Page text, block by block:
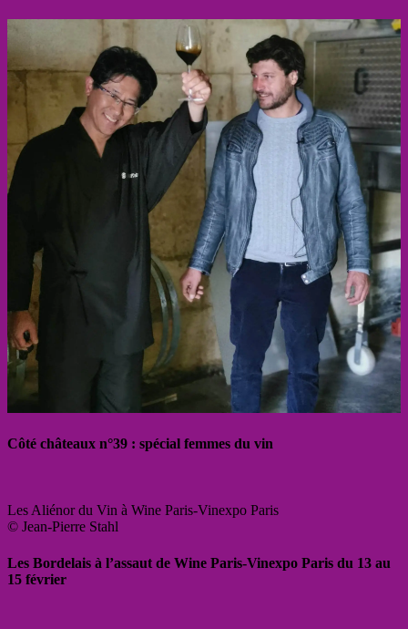
Côté châteaux n°39 : spécial femmes du vin
Les Aliénor du Vin à Wine Paris-Vinexpo Paris
© Jean-Pierre Stahl
Les Bordelais à l’assaut de Wine Paris-Vinexpo Paris du 13 au
15 février